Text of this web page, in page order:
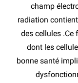
champ
radiation
des cellules .Ce
dont les
bonne santé